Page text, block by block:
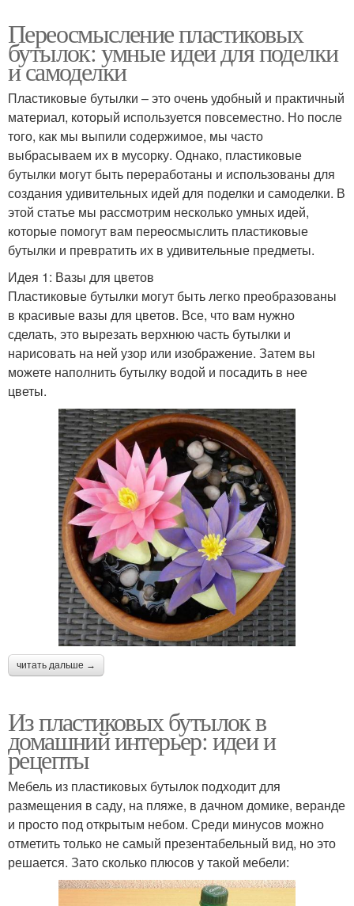
Переосмысление пластиковых
бутылок: умные идеи для поделки
и самоделки
Пластиковые бутылки – это очень удобный и практичный
материал, который используется повсеместно. Но после
того, как мы выпили содержимое, мы часто
выбрасываем их в мусорку. Однако, пластиковые
бутылки могут быть переработаны и использованы для
создания удивительных идей для поделки и самоделки. В
этой статье мы рассмотрим несколько умных идей,
которые помогут вам переосмыслить пластиковые
бутылки и превратить их в удивительные предметы.
Идея 1: Вазы для цветов
Пластиковые бутылки могут быть легко преобразованы
в красивые вазы для цветов. Все, что вам нужно
сделать, это вырезать верхнюю часть бутылки и
нарисовать на ней узор или изображение. Затем вы
можете наполнить бутылку водой и посадить в нее
цветы.
читать дальше →
Из пластиковых бутылок в
домашний интерьер: идеи и
рецепты
Мебель из пластиковых бутылок подходит для
размещения в саду, на пляже, в дачном домике, веранде
и просто под открытым небом. Среди минусов можно
отметить только не самый презентабельный вид, но это
решается. Зато сколько плюсов у такой мебели: